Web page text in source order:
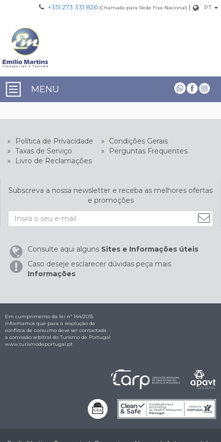
+351 273 331 826 (Chamada para Rede Fixa Nacional) | PT
MENU
» Política de Privacidade »
Condições Gerais
» Taxas de Serviço »
Perguntas Frequentes
»
Livro de Reclamações
Subscreva a nossa newsletter e receba as melhores ofertas
e promoções
Consulte aqui alguns Sites e Informações úteis
Caso deseje esclarecer dúvidas peça mais
Informações
Em cumprimento da lei nº 144/2015
informamos que para a resolução de
conflitos de consumo deve ser contactada
a comissão arbitral do Turismo de Portugal
www.turismodeportugal.pt